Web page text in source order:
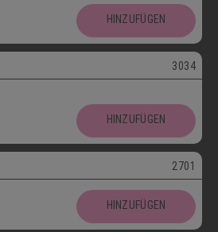
HINZUFÜGEN
3034
HINZUFÜGEN
2701
HINZUFÜGEN